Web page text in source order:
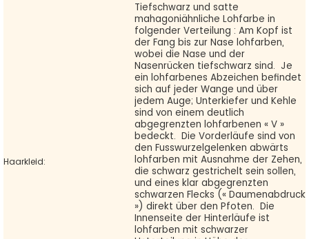
Haarkleid:
Tiefschwarz und satte
mahagoniähnliche Lohfarbe in
folgender Verteilung : Am Kopf ist
der Fang bis zur Nase lohfarben,
wobei die Nase und der
Nasenrücken tiefschwarz sind. Je
ein lohfarbenes Abzeichen befindet
sich auf jeder Wange und über
jedem Auge; Unterkiefer und Kehle
sind von einem deutlich
abgegrenzten lohfarbenen « V »
bedeckt. Die Vorderläufe sind von
den Fusswurzelgelenken abwärts
lohfarben mit Ausnahme der Zehen,
die schwarz gestrichelt sein sollen,
und eines klar abgegrenzten
schwarzen Flecks (« Daumenabdruck
») direkt über den Pfoten. Die
Innenseite der Hinterläufe ist
lohfarben mit schwarzer